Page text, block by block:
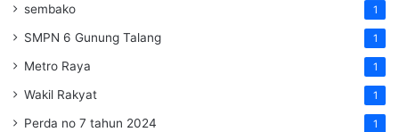
sembako 1
SMPN 6 Gunung Talang 1
Metro Raya 1
Wakil Rakyat 1
Perda no 7 tahun 2024 1